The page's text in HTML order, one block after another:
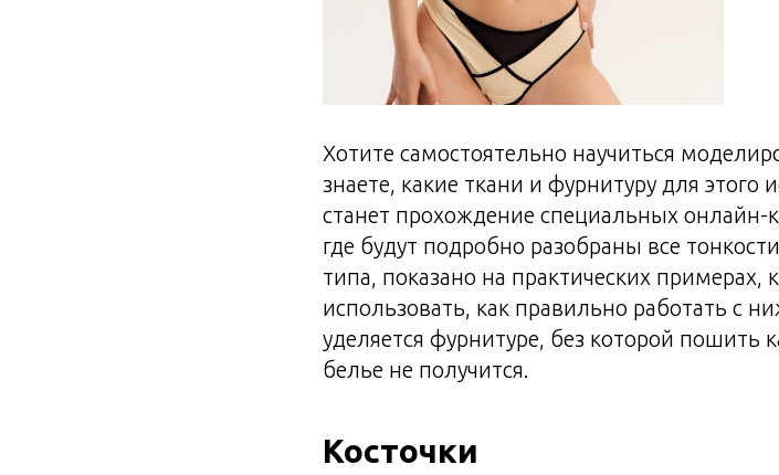
Хотите самостоятельно научиться
знаете, какие ткани и фурнитуру для этого
станет прохождение специальных онлайн-
где будут подробно разобраны все
типа, показано на практических
использовать, как правильно работать с
уделяется фурнитуре, без которой пошить
белье не получится.
Косточки